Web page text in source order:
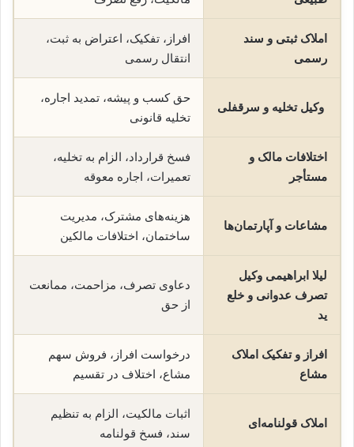
املاک ثبتی و سند
رسمی
افراز، تفکیک، اعتراض به ثبت،
انتقال رسمی
وکیل تخلیه و سرقفلی
حق کسب و پیشه، تمدید اجاره،
تخلیه قانونی
اختلافات مالک و
مستأجر
فسخ قرارداد، الزام به تخلیه،
تعمیرات، اجاره معوقه
مشاعات و آپارتمان‌ها
هزینه‌های مشترک، مدیریت
ساختمان، اختلافات مالکین
لیلا ابراهیمی وکیل
تصرف عدوانی و خلع
ید
دعاوی تصرف، مزاحمت، ممانعت
از حق
افراز و تفکیک املاک
مشاع
درخواست افراز، فروش سهم
مشاع، اختلاف در تقسیم
املاک قولنامه‌ای
اثبات مالکیت، الزام به تنظیم
سند، فسخ قولنامه